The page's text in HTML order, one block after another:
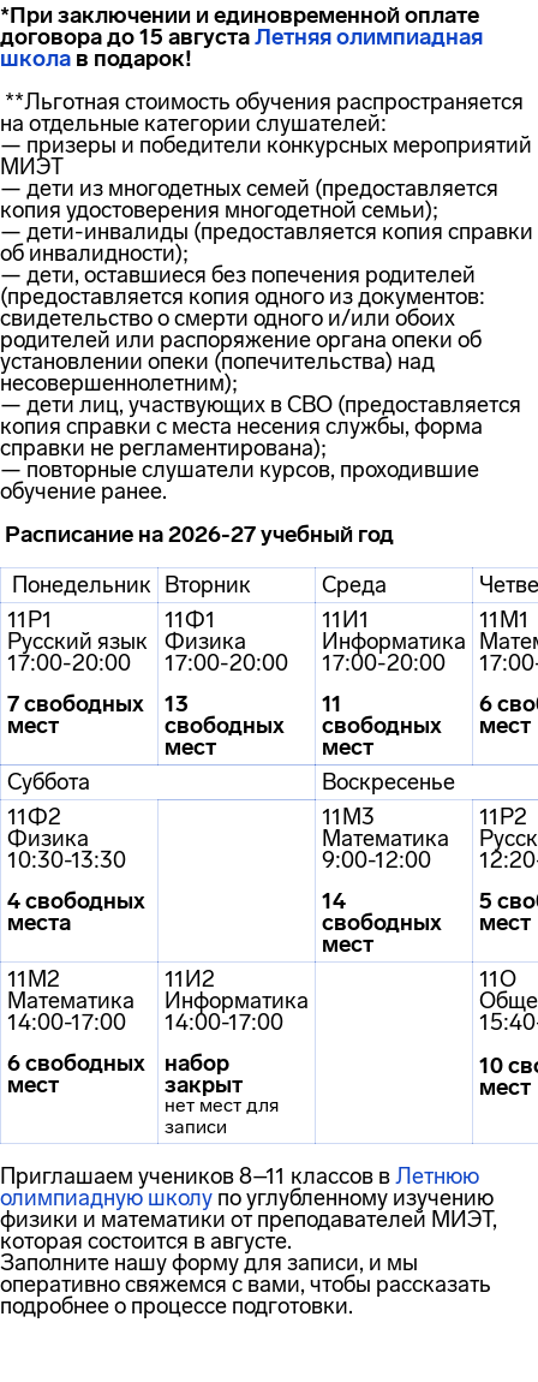
*При заключении и единовременной оплате
договора до 15 августаЛетняя олимпиадная
школа в подарок!
**Льготная стоимость обучения распространяется
на отдельные категории слушателей:
— призеры и победители конкурсных мероприятий
МИЭТ
— дети из многодетных семей (предоставляется
копия удостоверения многодетной семьи);
— дети-инвалиды (предоставляется копия справки
об инвалидности);
— дети, оставшиеся без попечения родителей
(предоставляется копия одного из документов:
свидетельство о смерти одного и/или обоих
родителей или распоряжение органа опеки об
установлении опеки (попечительства) над
несовершеннолетним);
— дети лиц, участвующих в СВО (предоставляется
копия справки с места несения службы, форма
справки не регламентирована);
— повторные слушатели курсов, проходившие
обучение ранее.
Расписание на 2026-27 учебный год
Понедельник Вторник Среда
11Р1
Русский язык
17:00-20:00
7 свободных
мест
11Ф1
Физика
17:00-20:00
13
свободных
мест
11И1
Информатика
17:00-20:00
11
свободных
мест
11М1
6
мест
Суббота
Воскресенье
11Ф2
Физика
10:30-13:30
4 свободных
места
11М3
Математика
9:00-12:00
14
свободных
мест
11Р2
5
мест
11М2
Математика
14:00-17:00
6 свободных
мест
11И2
Информатика
14:00-17:00
набор
закрыт
нет мест для
записи
11О
10
мест
Приглашаем учеников 8–11 классов вЛетнюю
олимпиадную школу по углубленному изучению
физики и математики от преподавателей МИЭТ,
которая состоится в августе.
Заполните нашу форму для записи, и мы
оперативно свяжемся с вами, чтобы рассказать
подробнее о процессе подготовки.